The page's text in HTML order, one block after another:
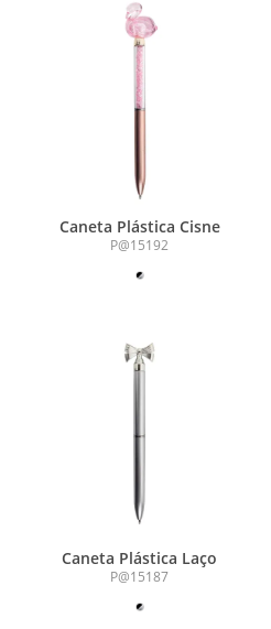
Caneta Plástica Cisne
P@15192
Caneta Plástica Laço
P@15187